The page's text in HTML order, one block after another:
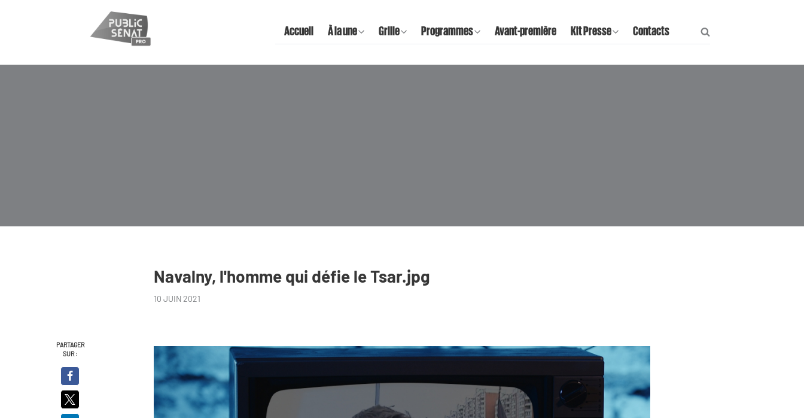
Accueil À la une Grille Programmes Avant-première Kit Presse Contacts
Navalny, l'homme qui défie le Tsar.jpg
10 JUIN 2021
PARTAGER
SUR :